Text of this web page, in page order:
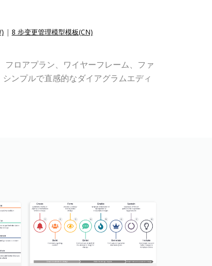
| 8 步变更管理模型模板(CN)
ロアプラン、ワイヤーフレーム、ファ
ンプルで直感的なダイアグラムエディ